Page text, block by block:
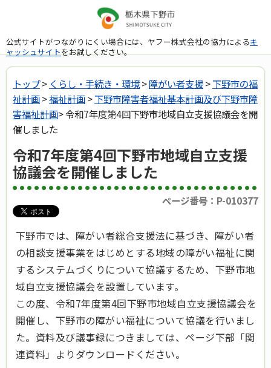
公式サイトがつながりにくい場合には、ヤフー株式会社の協力によるキ
ャッシュサイトをお試しください。
トップ> くらし・手続き・環境>障がい者支援>下野市の福
祉計画>福祉計画>下野市障害者福祉基本計画及び下野市障
害福祉計画> 令和7年度第4回下野市地域自立支援協議会を開
催しました
令和7年度第4回下野市地域自立支援
協議会を開催しました
ページ番号：P-010377
下野市では、障がい者総合支援法に基づき、障がい者
の相談支援事業をはじめとする地域の障がい福祉に関
するシステムづくりについて協議するため、下野市地
域自立支援協議会を設置しています。
この度、令和7年度第4回下野市地域自立支援協議会を
開催し、下野市の障がい福祉について協議を行いまし
た。資料及び議事録につきましては、ページ下部「関
連資料」よりダウンロードください。